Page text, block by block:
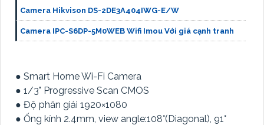
Camera Hikvison DS-2DE3A404IWG-E/W
Camera IPC-S6DP-5M0WEB Wifi Imou Với giá cạnh tranh
● Smart Home Wi-Fi Camera
● 1/3" Progressive Scan CMOS
● Độ phân giải 1920×1080
● Ống kính 2.4mm, view angle:108°(Diagonal), 91°